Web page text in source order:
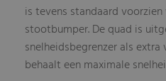
is tevens standaard
stootbumper. De quad is
snelheidsbegrenzer als
behaalt een maximale